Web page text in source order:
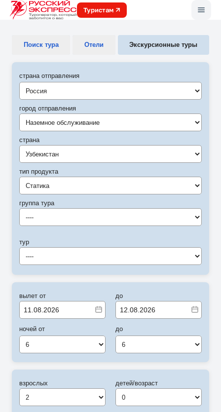
Туристам
Поиск тура Отели Экскурсионные туры
страна отправления
город отправления
Наземное обслуживание
страна
Узбекистан
тип продукта
Статика
группа тура
----
тур
----
вылет от
ночей от
6
до
до
6
взрослых детей/возраст